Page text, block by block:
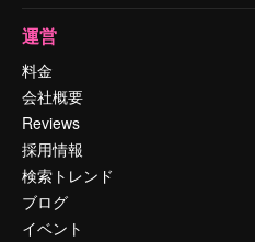
運営
料金
会社概要
Reviews
採用情報
検索トレンド
ブログ
イベント